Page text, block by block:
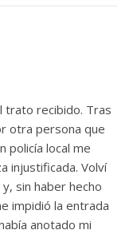
trato recibido. Tras
otra persona que
policía local me
injustificada. Volví
sin haber hecho
impidió la entrada
anotado mi